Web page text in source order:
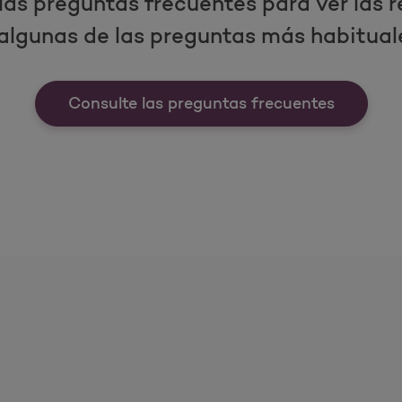
de las preguntas más
Consulte las preguntas frecuentes